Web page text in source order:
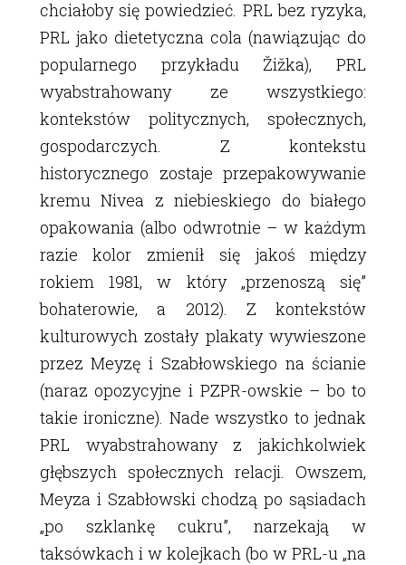
chciałoby się powiedzieć. PRL bez ryzyka,
PRL jako dietetyczna cola (nawiązując do
popularnego przykładu Žižka), PRL
wyabstrahowany ze wszystkiego:
kontekstów politycznych, społecznych,
gospodarczych. Z kontekstu
historycznego zostaje przepakowywanie
kremu Nivea z niebieskiego do białego
opakowania (albo odwrotnie – w każdym
razie kolor zmienił się jakoś między
rokiem 1981, w który „przenoszą się”
bohaterowie, a 2012). Z kontekstów
kulturowych zostały plakaty wywieszone
przez Meyzę i Szabłowskiego na ścianie
(naraz opozycyjne i PZPR-owskie – bo to
takie ironiczne). Nade wszystko to jednak
PRL wyabstrahowany z jakichkolwiek
głębszych społecznych relacji. Owszem,
Meyza i Szabłowski chodzą po sąsiadach
„po szklankę cukru”, narzekają w
taksówkach i w kolejkach (bo w PRL-u „na